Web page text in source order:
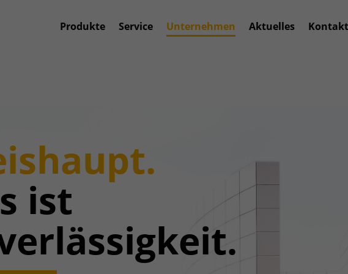
Produkte Service Unternehmen Aktuelles Kontakt
ist